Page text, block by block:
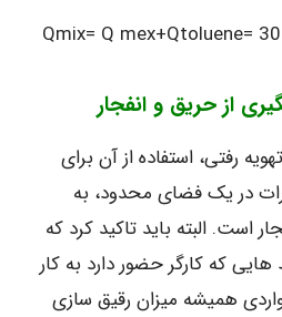
Qmix= Q mex+Qtoluene=
از حریق و انفجار
رفتی، استفاده از آن برای
در یک فضای محدود، به
است. البته باید تاکید کرد که
که کارگر حضور دارد به کار
همیشه میزان رقیق سازی